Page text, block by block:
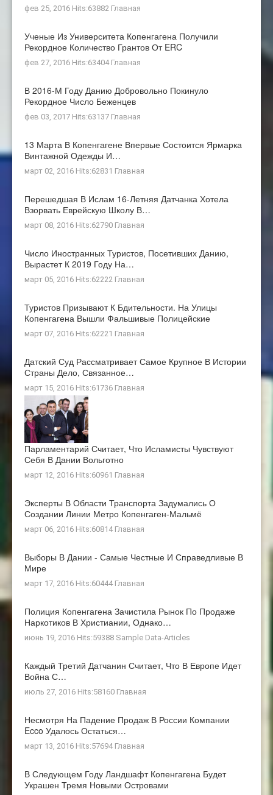
фев 25, 2016 Hits:63882 Главная
Ученые Из Университета Копенгагена Получили
Рекордное Количество Грантов От ERC
фев 27, 2016 Hits:63404 Главная
В 2016-М Году Данию Добровольно Покинуло
Рекордное Число Беженцев
фев 03, 2017 Hits:63137 Главная
13 Марта В Копенгагене Впервые Состоится Ярмарка
Винтажной Одежды И…
март 02, 2016 Hits:62831 Главная
Перешедшая В Ислам 16-Летняя Датчанка Хотела
Взорвать Еврейскую Школу В…
март 08, 2016 Hits:62790 Главная
Число Иностранных Туристов, Посетивших Данию,
Вырастет К 2019 Году На…
март 05, 2016 Hits:62222 Главная
Туристов Призывают К Бдительности. На Улицы
Копенгагена Вышли Фальшивые Полицейские
март 07, 2016 Hits:62221 Главная
Датский Суд Рассматривает Самое Крупное В Истории
Страны Дело, Связанное…
март 15, 2016 Hits:61736 Главная
Парламентарий Считает, Что Исламисты Чувствуют
Себя В Дании Вольготно
март 12, 2016 Hits:60961 Главная
Эксперты В Области Транспорта Задумались О
Создании Линии Метро Копенгаген-Мальмё
март 06, 2016 Hits:60814 Главная
Выборы В Дании - Самые Честные И Справедливые В
Мире
март 17, 2016 Hits:60444 Главная
Полиция Копенгагена Зачистила Рынок По Продаже
Наркотиков В Христиании, Однако…
июнь 19, 2016 Hits:59388 Sample Data-Articles
Каждый Третий Датчанин Считает, Что В Европе Идет
Война С…
июль 27, 2016 Hits:58160 Главная
Несмотря На Падение Продаж В России Компании
Ecco Удалось Остаться…
март 13, 2016 Hits:57694 Главная
В Следующем Году Ландшафт Копенгагена Будет
Украшен Тремя Новыми Островами